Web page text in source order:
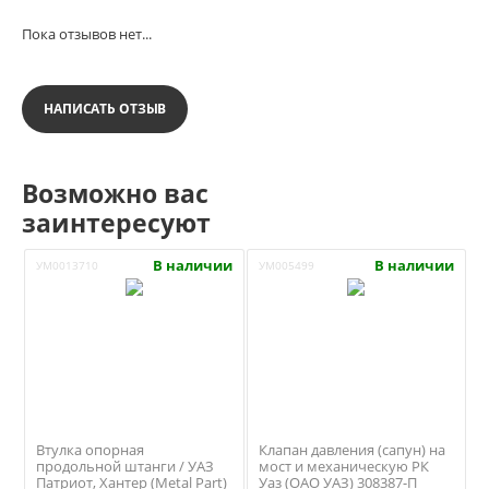
Пока отзывов нет...
НАПИСАТЬ ОТЗЫВ
Возможно вас
заинтересуют
УМ0013710 В наличии
Втулка опорная
продольной штанги / УАЗ
Патриот, Хантер (Metal Part)
УМ005499 В наличии
Клапан давления (сапун) на
мост и механическую РК
Уаз (ОАО УАЗ) 308387-П